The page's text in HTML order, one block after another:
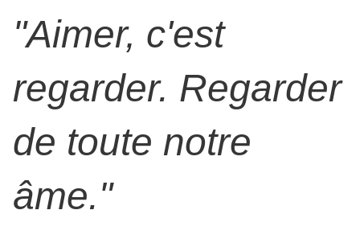
"Aimer, c'est
regarder. Regarder
de toute notre
âme."